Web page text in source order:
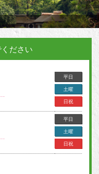
ださい
平日
土曜
日祝
平日
土曜
日祝